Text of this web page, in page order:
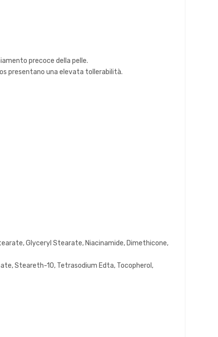
precoce della pelle.
presentano una elevata tollerabilità.
Glyceryl Stearate, Niacinamide, Dimethicone,
Steareth-10, Tetrasodium Edta, Tocopherol,